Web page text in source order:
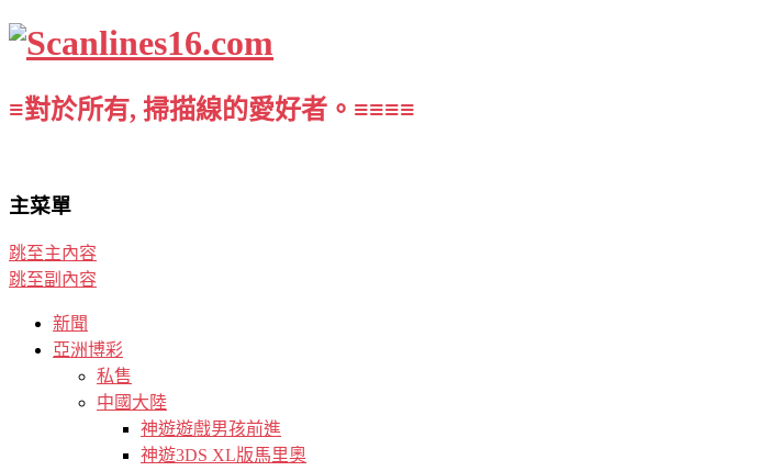
≡對於所有, 掃描線的愛好者。≡≡≡≡
主菜單
跳至主內容
跳至副內容
新聞
亞洲博彩
私售
中國大陸
神遊遊戲男孩前進
神遊3DS XL版馬里奧